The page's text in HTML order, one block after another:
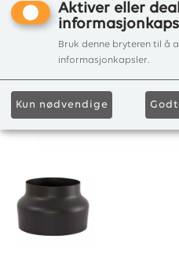
Aktiver eller
Bruk denne bryteren til å
informasjonkapsler.
Kun nødvendige